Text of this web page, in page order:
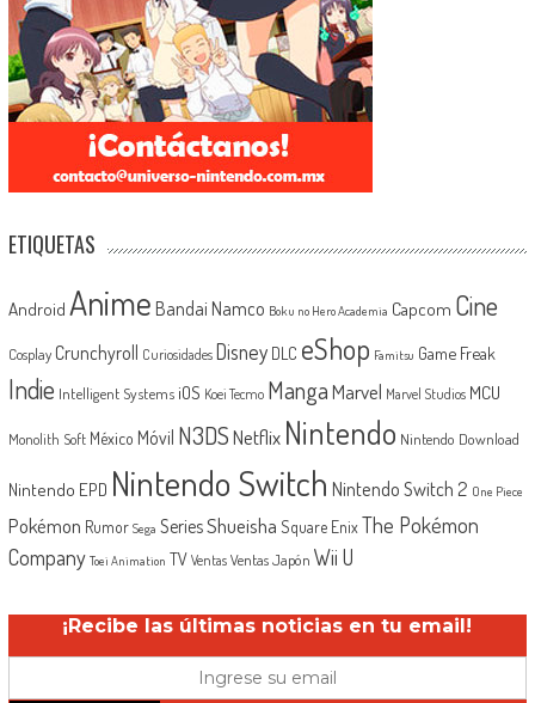
ETIQUETAS
Android Anime Bandai Namco Boku no Hero Academia Capcom Cine
Cosplay Crunchyroll Curiosidades Disney DLC eShop Famitsu Game Freak
Indie Intelligent Systems iOS Koei Tecmo MangaMarvel Marvel Studios MCU
Monolith Soft México Móvil N3DSNetflix Nintendo Nintendo Download
Nintendo EPD Nintendo Switch Nintendo Switch 2 One Piece
Pokémon Rumor Sega SeriesShueisha Square EnixThe Pokémon
Company Toei Animation TV Ventas Ventas Japón Wii U
¡Recibe las últimas noticias en tu email!